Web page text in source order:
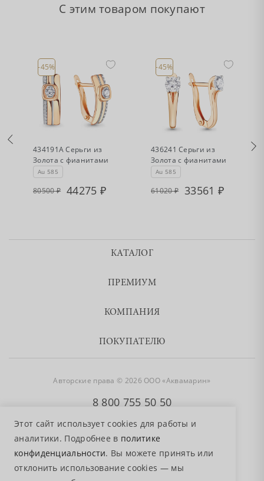
Этот сайт использует cookies для работы и
аналитики. Подробнее в политике
конфиденциальности. Вы можете принять или
отклонить использование cookies — мы
С этим товаром покупают
-45%
434191А Серьги из
Золота с фианитами
Au 585
80500 44275
-45%
436241 Серьги из
Золота с фианитами
Au 585
61020 33561
КАТАЛОГ
ПРЕМИУМ
КОМПАНИЯ
ПОКУПАТЕЛЮ
Авторские права © 2026 ООО «Аквамарин»
8 800 755 50 50